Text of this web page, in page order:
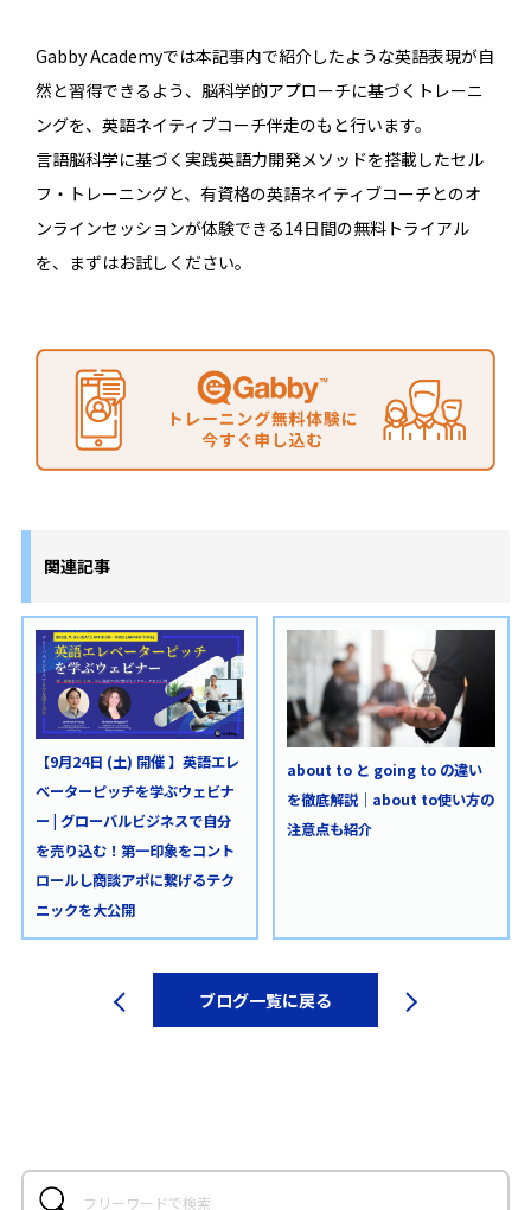
Gabby Academyでは本記事内で紹介したような英語表現が自
然と習得できるよう、脳科学的アプローチに基づくトレーニ
ングを、英語ネイティブコーチ伴走のもと行います。
言語脳科学に基づく実践英語力開発メソッドを搭載したセル
フ・トレーニングと、有資格の英語ネイティブコーチとのオ
ンラインセッションが体験できる14日間の無料トライアル
を、まずはお試しください。
関連記事
【9月24日 (土) 開催 】英語エレ
ベーターピッチを学ぶウェビナ
ー | グローバルビジネスで自分
を売り込む！第一印象をコント
ロールし商談アポに繋げるテク
ニックを大公開
about to と going to の違い
を徹底解説｜about to使い方の
注意点も紹介
ブログ一覧に戻る